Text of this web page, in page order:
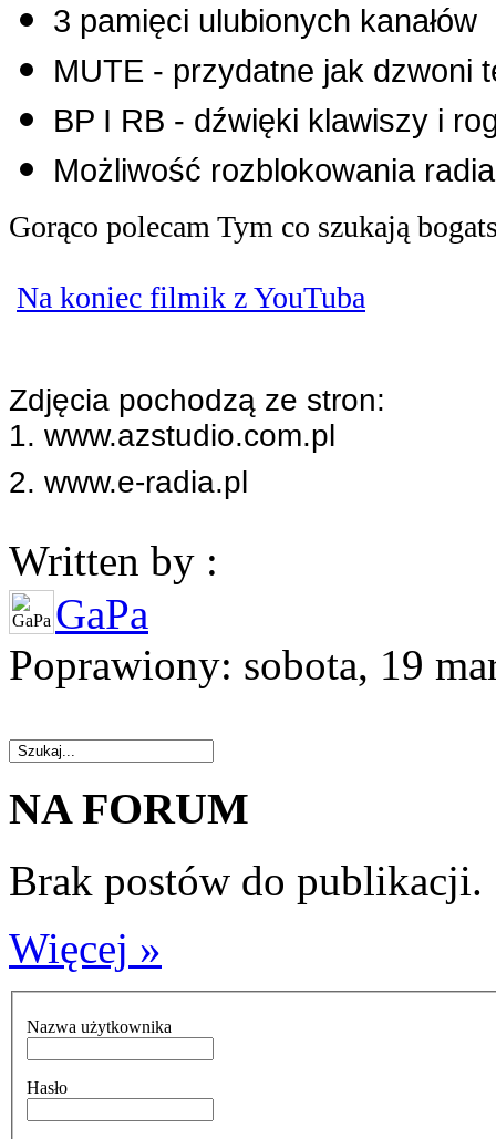
3 pamięci ulubionych kanałów
MUTE - przydatne jak dzwoni
BP I RB - dźwięki klawiszy i
Możliwość rozblokowania
Gorąco polecam Tym co szukają
Na koniec filmik z YouTuba
Zdjęcia pochodzą ze stron:
1. www.azstudio.com.pl
2. www.e-radia.pl
Written by :
GaPa
Poprawiony: sobota, 19
NA FORUM
Brak postów do publikacji.
Więcej »
Nazwa użytkownika
Hasło